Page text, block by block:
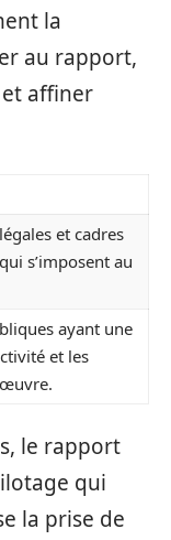
la
au rapport,
et affiner
et cadres
s’imposent au
ayant une
et les
le rapport
qui
la prise de